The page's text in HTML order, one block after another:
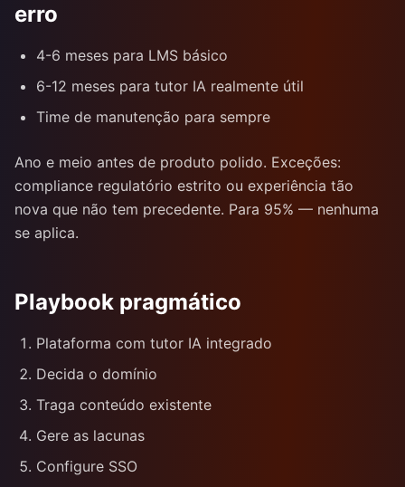
erro
4-6 meses para LMS básico
6-12 meses para tutor IA realmente útil
Time de manutenção para sempre
Ano e meio antes de produto polido. Exceções:
compliance regulatório estrito ou experiência tão
nova que não tem precedente. Para 95% — nenhuma
se aplica.
Playbook pragmático
Plataforma com tutor IA integrado
Decida o domínio
Traga conteúdo existente
Gere as lacunas
Configure SSO